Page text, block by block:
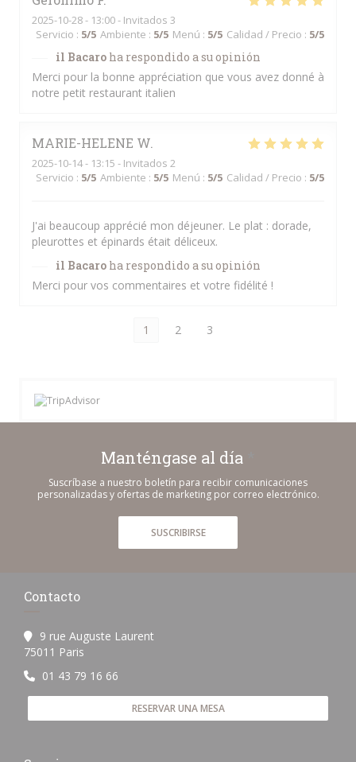
2025-10-28- 13:00 - Invitados 3
Servicio : 5/5 Ambiente : 5/5 Menú : 5/5 Calidad / Precio : 5/5
il Bacaro ha respondido a su opinión
Merci pour la bonne appréciation que vous avez donné à
notre petit restaurant italien
MARIE-HELENE W
2025-10-14- 13:15 - Invitados 2
Servicio : 5/5 Ambiente : 5/5 Menú : 5/5 Calidad / Precio : 5/5
J'ai beaucoup apprécié mon déjeuner. Le plat : dorade,
pleurottes et épinards était déliceux.
il Bacaro ha respondido a su opinión
Merci pour vos commentaires et votre fidélité !
1 2 3
Manténgase al día
Suscríbase a nuestro boletín para recibir comunicaciones
personalizadas y ofertas de marketing por correo electrónico.
SUSCRIBIRSE
Contacto
9 rue Auguste Laurent
75011 Paris
01 43 79 16 66
RESERVAR UNA MESA